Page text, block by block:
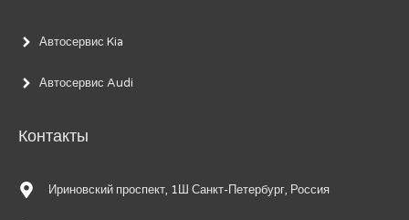
Автосервис Kia
Автосервис Audi
Контакты
Ириновский проспект, 1Ш Санкт-Петербург, Россия